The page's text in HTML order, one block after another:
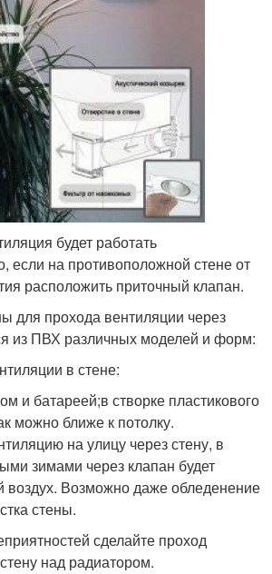
будет работать
если на противоположной стене от
расположить приточный клапан.
для прохода вентиляции через
из ПВХ различных моделей и форм:
в стене:
и батареей;в створке пластикового
можно ближе к потолку.
на улицу через стену, в
зимами через клапан будет
воздух. Возможно даже обледенение
стены.
сделайте проход
над радиатором.